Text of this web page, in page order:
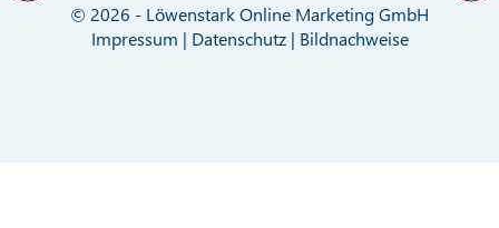
© 2026 - Löwenstark Online Marketing GmbH
Impressum | Datenschutz| Bildnachweise